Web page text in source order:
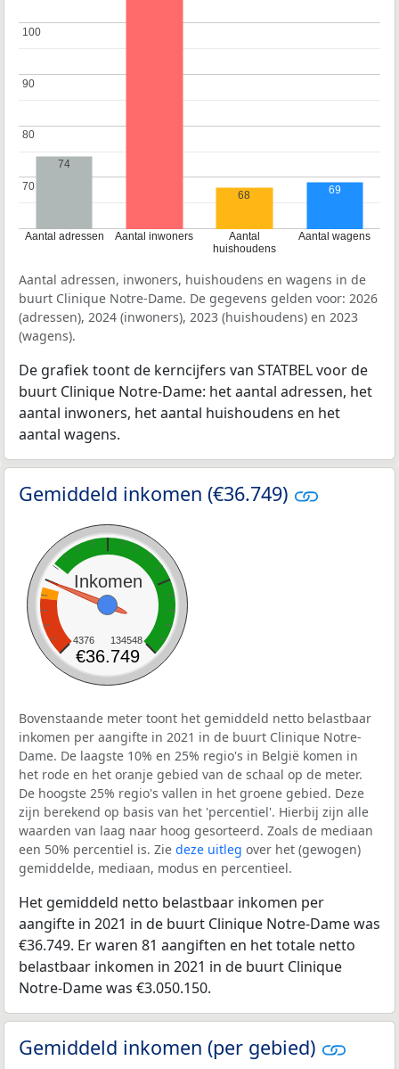
Aantal adressen Aantal inwoners
Aantal
huishoudens
Aantal wagens
70
70
80
80
90
90
100
100
74
68 69
Aantal adressen, inwoners, huishoudens en wagens in de
buurt Clinique Notre-Dame. De gegevens gelden voor: 2026
(adressen), 2024 (inwoners), 2023 (huishoudens) en 2023
(wagens).
De grafiek toont de kerncijfers van STATBEL voor de
buurt Clinique Notre-Dame: het aantal adressen, het
aantal inwoners, het aantal huishoudens en het
aantal wagens.
Gemiddeld inkomen (€36.749)
Inkomen
4376 134548
€36.749
Bovenstaande meter toont het gemiddeld netto belastbaar
inkomen per aangifte in 2021 in de buurt Clinique Notre-
Dame. De laagste 10% en 25% regio's in België komen in
het rode en het oranje gebied van de schaal op de meter.
De hoogste 25% regio's vallen in het groene gebied. Deze
zijn berekend op basis van het 'percentiel'. Hierbij zijn alle
waarden van laag naar hoog gesorteerd. Zoals de mediaan
een 50% percentiel is. Zie deze uitleg over het (gewogen)
gemiddelde, mediaan, modus en percentieel.
Het gemiddeld netto belastbaar inkomen per
aangifte in 2021 in de buurt Clinique Notre-Dame was
€36.749. Er waren 81 aangiften en het totale netto
belastbaar inkomen in 2021 in de buurt Clinique
Notre-Dame was €3.050.150.
Gemiddeld inkomen (per gebied)